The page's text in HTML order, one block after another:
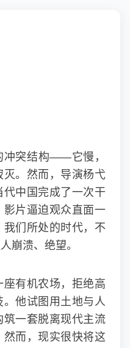
冲突结构——它慢，
。然而，导演杨弋
中国完成了一次干
片逼迫观众直面一
们所处的时代，不
崩溃、绝望。
有机农场，拒绝高
他试图用土地与人
一套脱离现代主流
而，现实很快将这